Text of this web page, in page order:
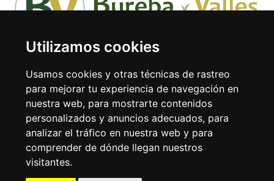
Utilizamos cookies
Usamos cookies y otras técnicas de rastreo
para mejorar tu experiencia de navegación en
nuestra web, para mostrarte contenidos
personalizados y anuncios adecuados, para
analizar el tráfico en nuestra web y para
comprender de dónde llegan nuestros
visitantes.
Avda. Doctor Rodríguez de la Fuente 1-1º 09240 Briviesca
(Burgos)
Tel: 947 59 38 31